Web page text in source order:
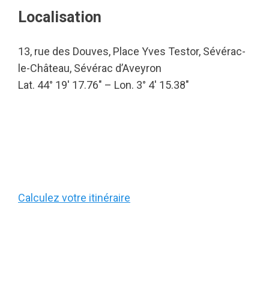
Localisation
13, rue des Douves, Place Yves Testor, Sévérac-
le-Château, Sévérac d’Aveyron
Lat. 44° 19′ 17.76″ – Lon. 3° 4′ 15.38″
Calculez votre itinéraire